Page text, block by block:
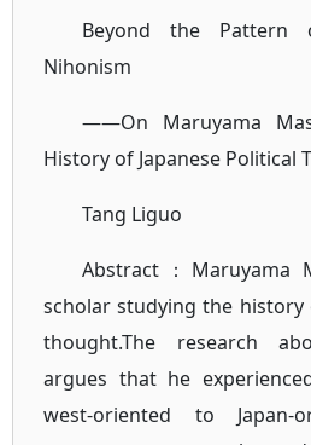
Beyond the Pattern
Nihonism
——On Maruyama
History of Japanese Political
Tang Liguo
Abstract：Maruyama
scholar studying the history
thought.The research
argues that he
west-oriented to Japan-